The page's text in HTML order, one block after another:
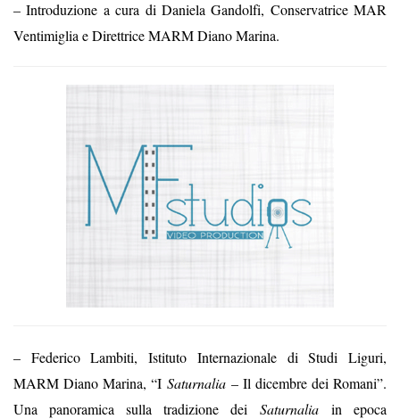
– Introduzione a cura di Daniela Gandolfi, Conservatrice MAR
Ventimiglia e Direttrice MARM Diano Marina.
– Federico Lambiti, Istituto Internazionale di Studi Liguri,
MARM Diano Marina, “I Saturnalia – Il dicembre dei Romani”.
Una panoramica sulla tradizione dei Saturnalia in epoca